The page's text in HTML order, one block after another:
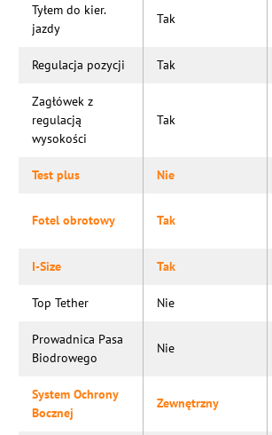
Tyłem do kier.
jazdy
Tak
Regulacja pozycji Tak
Zagłówek z
regulacją
wysokości
Tak
Test plus Nie
Fotel obrotowy Tak
I-Size Tak
Top Tether Nie
Prowadnica Pasa
Biodrowego
Nie
System Ochrony
Bocznej
Zewnętrzny